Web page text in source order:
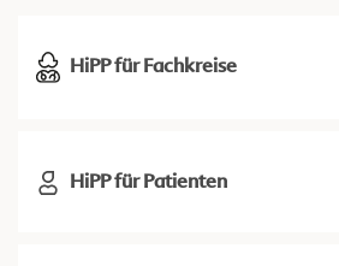
HiPP für Fachkreise
HiPP für Patienten